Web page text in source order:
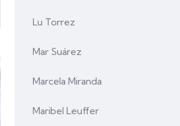
Lu Torrez
Mar Suárez
Marcela Miranda
Maribel Leuffer